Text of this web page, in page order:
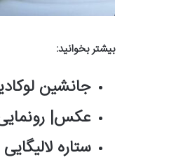
بیشتر بخوانید:
جانشین
عکس| رونمایی
ستاره